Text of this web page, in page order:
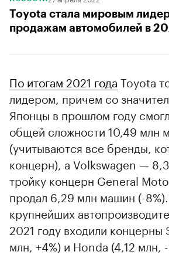
Toyota стала мировым
продажам автомобилей в
По итогам 2021 года Toyota
лидером, причем со
Японцы в прошлом году
общей сложности 10,49 млн
(учитываются все бренды,
концерн), а Volkswagen —
тройку концерн General
продал 6,29 млн машин (-
крупнейших
2021 году входили
млн, +4%) и Honda (4,12 млн, -